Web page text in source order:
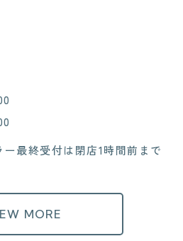
最終受付は閉店1時間前まで
MORE